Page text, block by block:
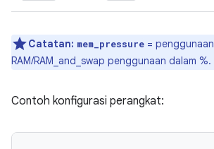
Catatan: mem_pressure = penggunaan
RAM/RAM_and_swap penggunaan dalam %.
Contoh konfigurasi perangkat: